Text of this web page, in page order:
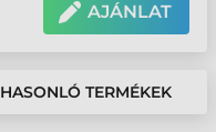
AJÁNLAT
HASONLÓ TERMÉKEK